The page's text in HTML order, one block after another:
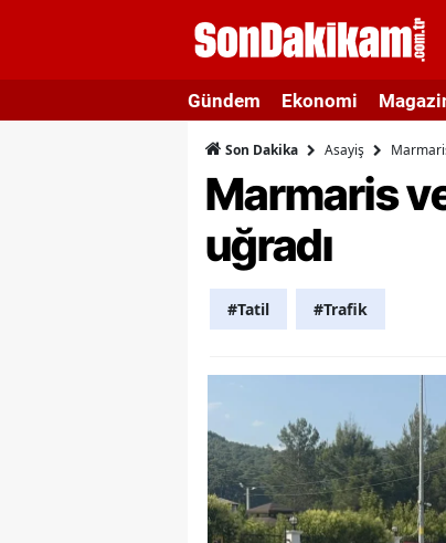
Gündem Ekonomi
Son Dakika Asayiş
Marmaris
uğradı
#Tatil #Trafik